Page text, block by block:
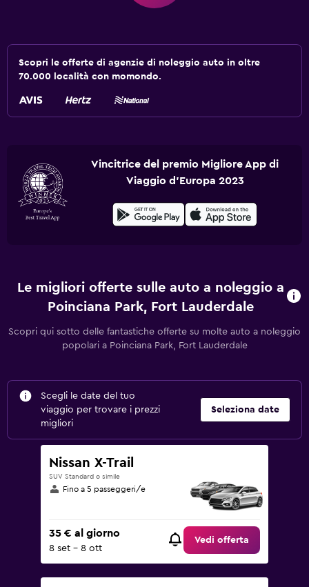
Scopri le offerte di agenzie di noleggio auto in oltre
70.000 località con momondo.
Vincitrice del premio Migliore App di
Viaggio d'Europa 2023
Le migliori offerte sulle auto a noleggio a
Poinciana Park, Fort Lauderdale
Scopri qui sotto delle fantastiche offerte su molte auto a noleggio
popolari a Poinciana Park, Fort Lauderdale
Scegli le date del tuo
viaggio per trovare i prezzi
migliori
Seleziona date
Nissan X-Trail
SUV Standard o simile
Fino a 5 passeggeri/e
35 € al giorno
8 set - 8 ott
Vedi offerta